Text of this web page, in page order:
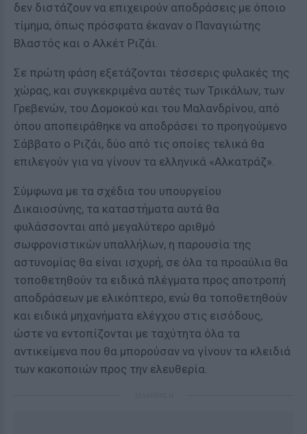
δεν διστάζουν να επιχειρούν αποδράσεις με όποιο
τίμημα, όπως πρόσφατα έκαναν ο Παναγιώτης
Βλαστός και ο Αλκέτ Ριζάι.
Σε πρώτη φάση εξετάζονται τέσσερις φυλακές της
χώρας, και συγκεκριμένα αυτές των Τρικάλων, των
Γρεβενών, του Δομοκού και του Μαλανδρίνου, από
όπου αποπειράθηκε να αποδράσει το προηγούμενο
Σάββατο ο Ριζάι, δύο από τις οποίες τελικά θα
επιλεγούν για να γίνουν τα ελληνικά «Αλκατράζ».
Σύμφωνα με τα σχέδια του υπουργείου
Δικαιοσύνης, τα καταστήματα αυτά θα
φυλάσσονται από μεγαλύτερο αριθμό
σωφρονιστικών υπαλλήλων, η παρουσία της
αστυνομίας θα είναι ισχυρή, σε όλα τα προαύλια θα
τοποθετηθούν τα ειδικά πλέγματα προς αποτροπή
αποδράσεων με ελικόπτερο, ενώ θα τοποθετηθούν
και ειδικά μηχανήματα ελέγχου στις εισόδους,
ώστε να εντοπίζονται με ταχύτητα όλα τα
αντικείμενα που θα μπορούσαν να γίνουν τα κλειδιά
των κακοποιών προς την ελευθερία.